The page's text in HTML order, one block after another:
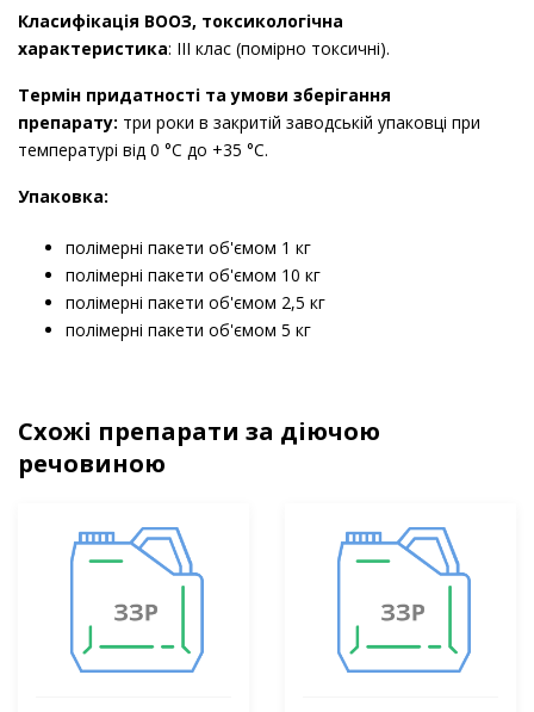
Класифікація ВООЗ, токсикологічна
характеристика: ІІІ клас (помірно токсичні).
Термін придатності та умови зберігання
препарату: три роки в закритій заводській упаковці при
температурі від 0 °С до +35 °С.
Упаковка:
полімерні пакети об'ємом 1 кг
полімерні пакети об'ємом 10 кг
полімерні пакети об'ємом 2,5 кг
полімерні пакети об'ємом 5 кг
Схожі препарати за діючою
речовиною